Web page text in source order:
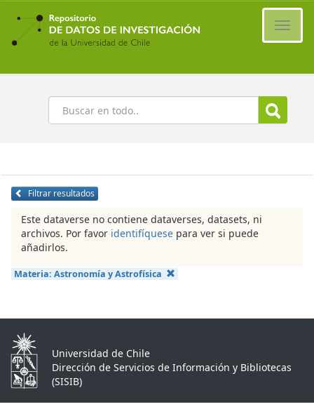
Ir
contenido
principal
Buscar
Filtrar resultados
Este dataverse no contiene dataverses, datasets, ni
archivos. Por favor identifíquese para ver si puede
añadirlos.
Materia: Astronomía y Astrofísica
Universidad de Chile
Dirección de Servicios de Información y Bibliotecas
(SISIB)